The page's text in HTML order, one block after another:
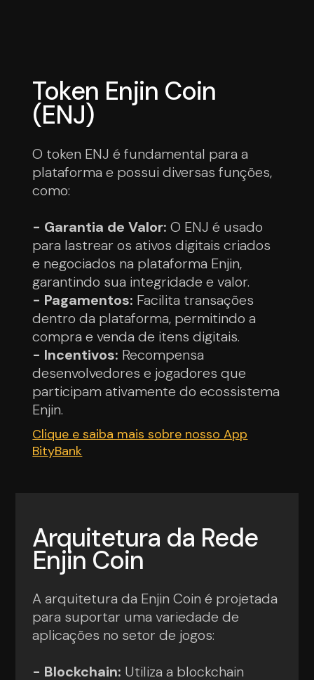
Token Enjin Coin
(ENJ)
O token ENJ é fundamental para a
plataforma e possui diversas funções,
como:
- Garantia de Valor: O ENJ é usado
para lastrear os ativos digitais criados
e negociados na plataforma Enjin,
garantindo sua integridade e valor.
- Pagamentos: Facilita transações
dentro da plataforma, permitindo a
compra e venda de itens digitais.
- Incentivos: Recompensa
desenvolvedores e jogadores que
participam ativamente do ecossistema
Enjin.
Clique e saiba mais sobre nosso App
BityBank
Arquitetura da Rede
Enjin Coin
A arquitetura da Enjin Coin é projetada
para suportar uma variedade de
aplicações no setor de jogos:
- Blockchain: Utiliza a blockchain